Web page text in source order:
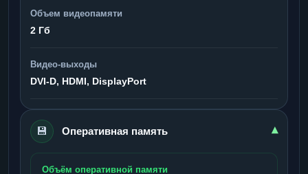
Объем видеопамяти
2 Гб
Видео-выходы
DVI-D, HDMI, DisplayPort
💾 Оперативная память ▾
Объём оперативной памяти